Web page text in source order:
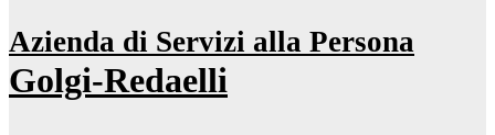
Azienda di Servizi alla Persona
Golgi-Redaelli